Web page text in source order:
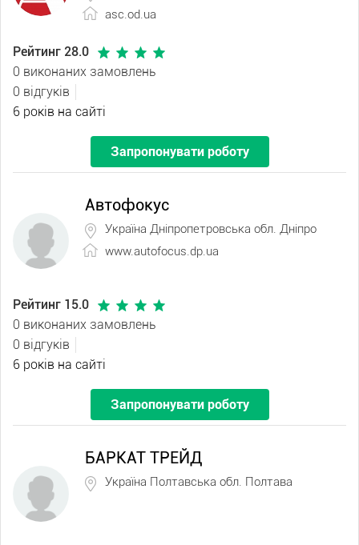
asc.od.ua
Рейтинг 28.0
0 виконаних замовлень
0 відгуків
6 років на сайті
Запропонувати роботу
Автофокус
Україна Дніпропетровська обл. Дніпро
www.autofocus.dp.ua
Рейтинг 15.0
0 виконаних замовлень
0 відгуків
6 років на сайті
Запропонувати роботу
БАРКАТ ТРЕЙД
Україна Полтавська обл. Полтава